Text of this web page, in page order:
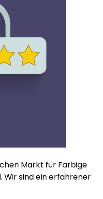
Markt für Farbige
Wir sind ein erfahrener